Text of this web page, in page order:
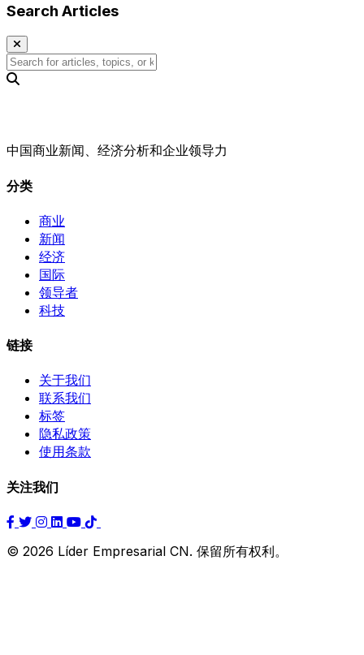
Search Articles
中国商业新闻、经济分析和企业领导力
分类
商业
新闻
经济
国际
领导者
科技
链接
关于我们
联系我们
标签
隐私政策
使用条款
关注我们
© 2026 Líder Empresarial CN. 保留所有权利。